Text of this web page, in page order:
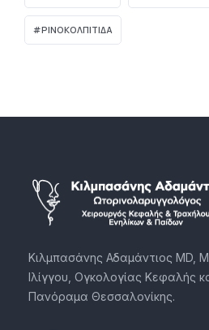
ΡΙΝΟΚΟΛΠΊΤΙΔΑ
Κιλμπασάνης Αδαμάντιος MD,
Ιλίγγου, Ογκολογίας Κεφαλής
Πανόραμα Θεσσαλονίκης.